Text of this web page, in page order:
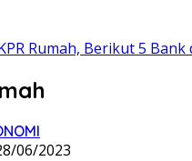
Rumah, Berikut 5
06/2023